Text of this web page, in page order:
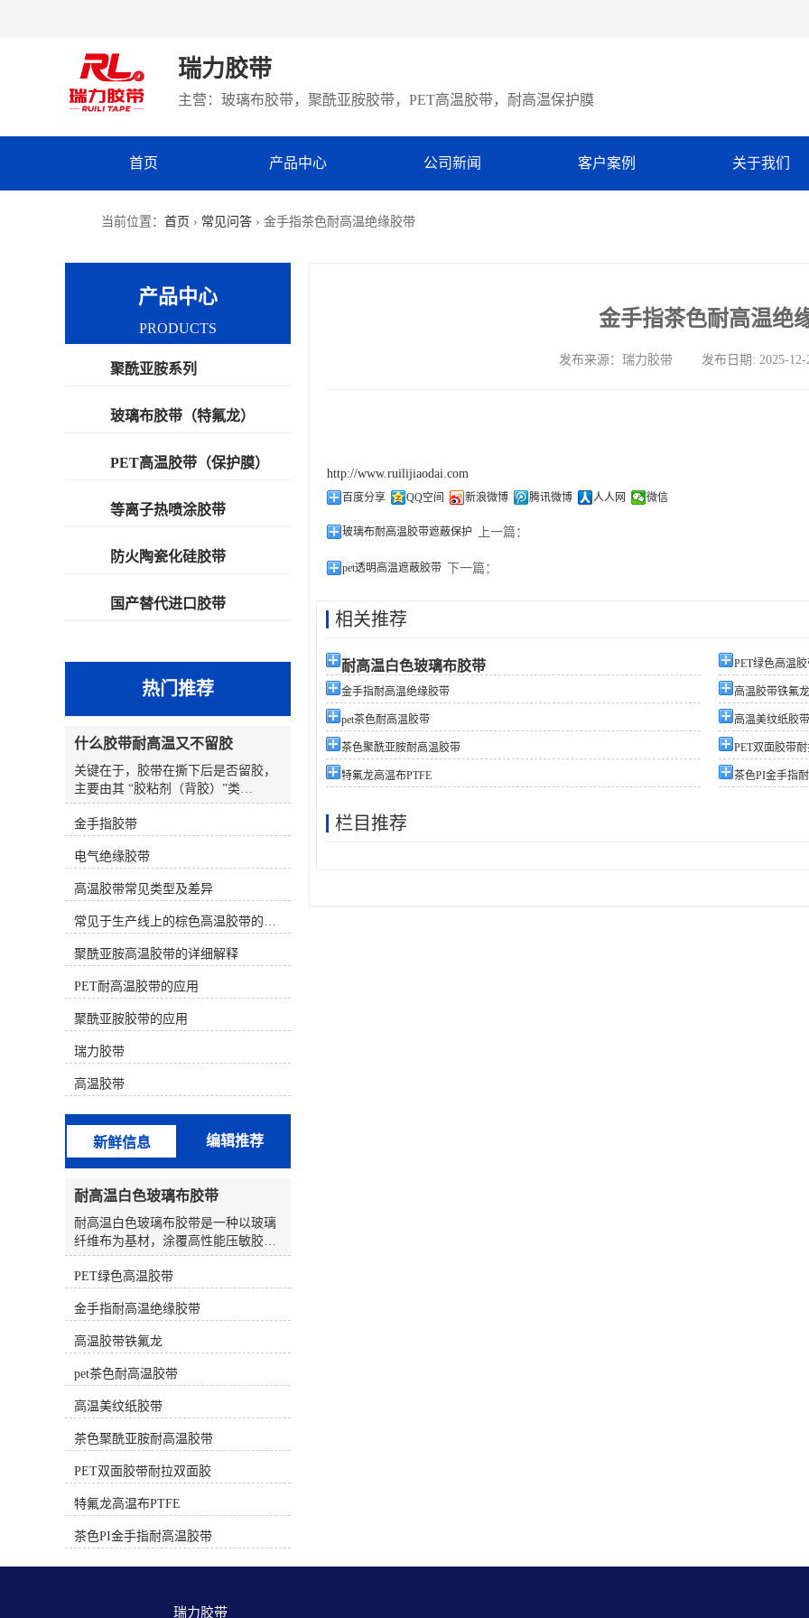
瑞力胶带
主营：玻璃布胶带，聚酰亚胺胶带，PET高温胶带，耐高温保护膜
首页 产品中心 公司新闻 客户案例 关于我们
当前位置： 首页 › 常见问答 › 金手指茶色耐高温绝缘胶带
金手指茶色耐高温绝
发布来源：瑞力胶带 发布日期: 2025-
http://www.ruilijiaodai.com
百度分享 QQ空间 新浪微博 腾讯微博 人人网 微信
上一篇：
玻璃布耐高温胶带遮蔽保护
下一篇：
pet透明高温遮蔽胶带
相关推荐
耐高温白色玻璃布胶带 PET绿色高温胶
金手指耐高温绝缘胶带 高温胶带铁氟龙
pet茶色耐高温胶带 高温美纹纸胶带
茶色聚酰亚胺耐高温胶带 PET双面胶带
特氟龙高温布PTFE 茶色PI金手指
栏目推荐
产品中心
PRODUCTS
聚酰亚胺系列
玻璃布胶带（特氟龙）
PET高温胶带（保护膜）
等离子热喷涂胶带
防火陶瓷化硅胶带
国产替代进口胶带
热门推荐
什么胶带耐高温又不留胶
关键在于，胶带在撕下后是否留胶，
主要由其 “胶粘剂（背胶）”类
型 和 “使用条件”（温度、时间、表面
材质） 决定。下面为您分类介绍几种
一、 较佳选择（高温且基本无残胶）
这类胶带使用有机硅压敏胶或特殊配
方，专门设计用于高温后干净移除。
聚酰亚胺高温胶带（金手指胶带）材
质：茶色/琥珀色薄膜。耐温性：长期
耐温 260°C，短期可至300°C以上。特
点：较常用、较可靠的选择之一。背
面常带有离型纸。其有机硅胶水配方
通常不留残胶。广泛用于SMT回流
焊、波峰焊、电路板保护、线圈缠
绕。注意：劣质产品胶水配方不佳，
仍可能留胶。特氟龙高温胶带（铁氟
龙胶带）材质：白色/黑色，表面极其
光滑。耐温性：较高可达 260°C -
300°C。特点：防粘性极好，本身就
是不粘材料，因此几乎绝对不留残
胶。常用于热塑封口机、熨斗底板、
烘焙模具、化工防粘。缺点是强度较
低，价格较贵。二、 性价比选择（中
高温，正确使用不留胶）PET绿色/白
色高温胶带材质：绿色或白色聚酯薄
膜。耐温性：约 130°C - 180°C。特
点：绝缘性好，有一定韧性。电子电
带）采用耐高温胶水，在额定温度和
时间下使用后撕除，一般不留残胶。
常用于电路板遮蔽、线圈绝缘、较温
和的焊接保护。三、 遮蔽保护专用
（中低温，专用配方）耐高温美纹纸
胶带材质：皱纹纸+特殊耐高温胶
水。耐温性：根据等级不同，80°C -
220°C 不等。特点：专为喷涂、烤
高温美纹纸胶带（如汽车喷涂级） 在
明）内使用，撕下后不应留残胶。时
间过长或超温使用会导致残胶。应
用：汽车喷漆、家具烤漆、玻璃/陶瓷
喷涂分色。选择与使用核心建议明确
金手指胶带
电气绝缘胶带
高温胶带常见类型及差异
常见于生产线上的棕色高温胶带的特性及应用
聚酰亚胺高温胶带的详细解释
PET耐高温胶带的应用
聚酰亚胺胶带的应用
瑞力胶带
高温胶带
新鲜信息 编辑推荐
耐高温白色玻璃布胶带
耐高温白色玻璃布胶带是一种以玻璃
纤维布为基材，涂覆高性能压敏胶
（通常为硅胶）的特种胶带。因其出
色的耐热性、绝缘性和机械强度，被
高端工业领域。🔥 核心特性这类胶带
的核心优势在于能承受远超普通胶带
的高温，并提供卓越的物理保护。卓
越的耐温性：这是其较核心的特性。
多数产品可长期耐受200℃的高温，
短期甚至可承受260℃的极端温度。
部分高性能型号，如3M™ 361，能耐
受高达450°F（约232℃） 的温度，间
高。优异的机械强度：玻璃纤维布基
材提供了极高的抗拉强度和耐撕裂
性。例如，日东P-212的抗拉强度可达
323 N/10mm，能有效抵抗磨损和物理
损伤。可靠的电气绝缘性：作为H级
耐热绝缘材料，它具备良好的介电强
东ST-HG-T(R)的击穿电压可达4.5
PET绿色高温胶带
金手指耐高温绝缘胶带
高温胶带铁氟龙
pet茶色耐高温胶带
高温美纹纸胶带
茶色聚酰亚胺耐高温胶带
PET双面胶带耐拉双面胶
特氟龙高温布PTFE
茶色PI金手指耐高温胶带
瑞力胶带